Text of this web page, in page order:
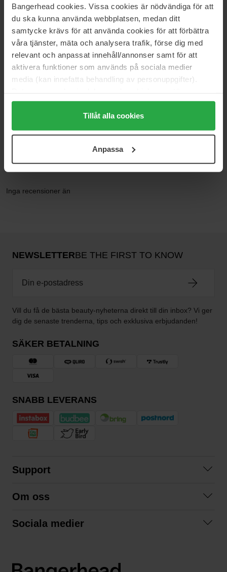
Bangerhead cookies. Vissa cookies är nödvändiga för att
du ska kunna använda webbplatsen, medan ditt
samtycke krävs för att använda cookies för att förbättra
våra tjänster, mäta och analysera trafik, förse dig med
relevant och anpassat innehåll/annonser samt för att
aktivera funktioner som används på sociala medier
media (kan innefatta behandling av personuppgifter).
Genom att trycka på "Tillåt alla cookies" accepterar du
alla cookies, medan du under "Detaljer" kan anpassa
användningen av cookies. Du kan när som helst återkalla
samt vår Integritetspolicy.
Tillåt alla cookies
Anpassa
Storlek: 250 ml
Artikelnummer: 104397
Kategorier:
Startsida
Hårvård
Schampo
Original Scalp Scrub Shampoo
Frågor & svar (0)
Inga recensioner än
NEWSLETTERBE THE FIRST TO KNOW
Vill du få de bästa beauty-nyheterna direkt till din inbox? Vi ger
dig de senaste trenderna, tips och exklusiva erbjudanden!
SÄKER BETALNING
SNABB LEVERANS
Support
Köpvillkor
Om oss
Sociala medier